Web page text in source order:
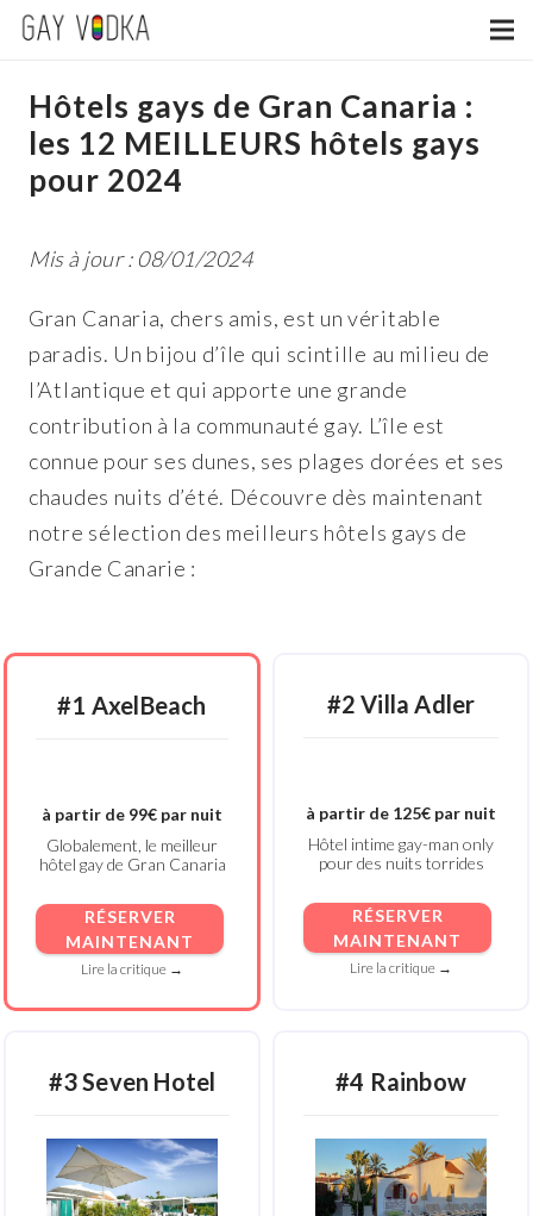
Hôtels gays de Gran Canaria :
les 12 MEILLEURS hôtels gays
pour 2024
Mis à jour : 08/01/2024
Gran Canaria, chers amis, est un véritable
paradis. Un bijou d’île qui scintille au milieu de
l’Atlantique et qui apporte une grande
contribution à la communauté gay. L’île est
connue pour ses dunes, ses plages dorées et ses
chaudes nuits d’été. Découvre dès maintenant
notre sélection des meilleurs hôtels gays de
Grande Canarie :
#1 AxelBeach
à partir de 99€ par nuit
Globalement, le meilleur
hôtel gay de Gran Canaria
RÉSERVER
MAINTENANT
Lire la critique →
#2 Villa Adler
à partir de 125€ par nuit
Hôtel intime gay-man only
pour des nuits torrides
RÉSERVER
MAINTENANT
Lire la critique →
#3 Seven Hotel #4 Rainbow